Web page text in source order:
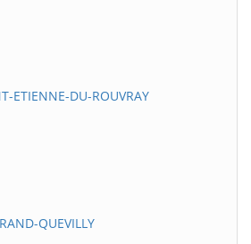
ETIENNE-DU-ROUVRAY
QUEVILLY